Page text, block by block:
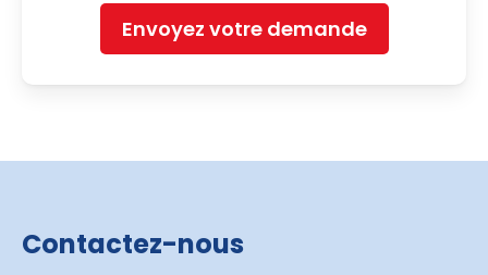
Envoyez votre demande
Contactez-nous